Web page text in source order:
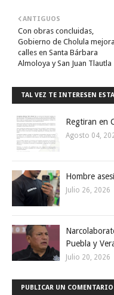
ANTIGUOS
Con obras concluidas,
Gobierno de Cholula mejora
calles en Santa Bárbara
Almoloya y San Juan Tlautla
TAL VEZ TE INTERESEN
Regtiran en
Agosto 04,
Hombre
Julio 26, 2026
Puebla y
Julio 20, 2026
PUBLICAR UN COMENTARIO